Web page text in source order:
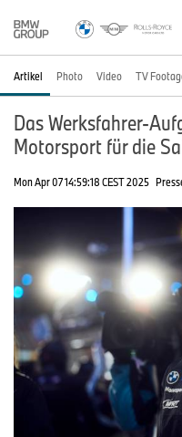
Artikel Photo Video TV
Das Werksfahrer-
Motorsport für die
Mon Apr 07 14:59:18 CEST 2025